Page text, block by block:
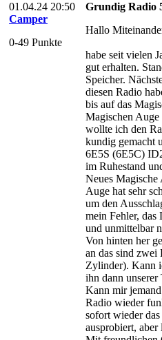
01.04.24 20:50
Camper
0-49 Punkte
Grundig Radio
Hallo
habe seit vielen
gut erhalten.
Speicher.
diesen Radio
bis auf das
Magischen Auge
wollte ich den
kundig gemacht
6E5S (6E5C)
im Ruhestand
Neues Magische
Auge hat sehr
um den
mein Fehler,
und unmittelbar
Von hinten her
an das sind zwei
Zylinder). Kann
ihn dann
Kann mir
Radio wieder
sofort wieder
ausprobiert,